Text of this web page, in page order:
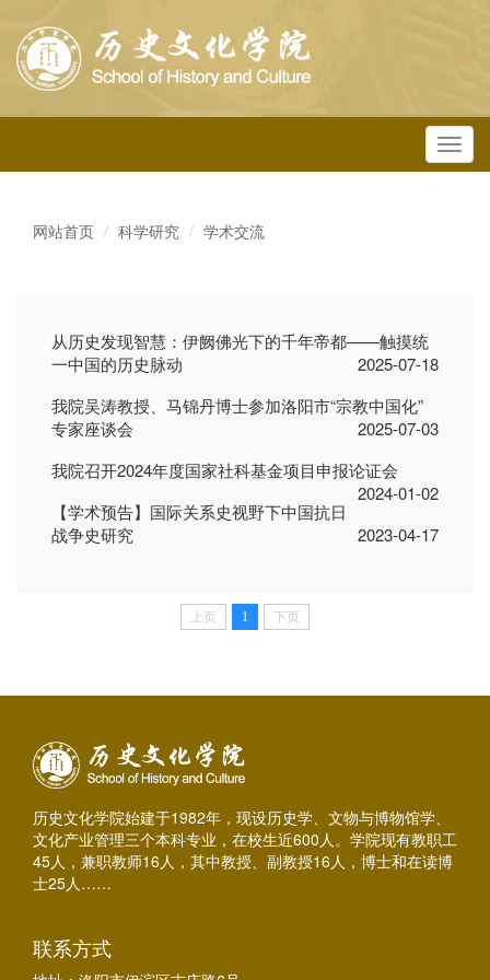
网站首页 科学研究 学术交流
从历史发现智慧：伊阙佛光下的千年帝都——触摸统
一中国的历史脉动
2025-07-18
我院吴涛教授、马锦丹博士参加洛阳市“宗教中国化”
专家座谈会
2025-07-03
我院召开2024年度国家社科基金项目申报论证会
2024-01-02
【学术预告】国际关系史视野下中国抗日
战争史研究
2023-04-17
上页 1 下页
历史文化学院始建于1982年，现设历史学、文物与博物馆学、
文化产业管理三个本科专业，在校生近600人。学院现有教职工
45人，兼职教师16人，其中教授、副教授16人，博士和在读博
士25人……
联系方式